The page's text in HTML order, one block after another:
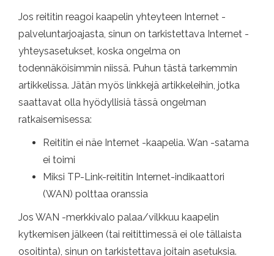
Jos reititin reagoi kaapelin yhteyteen Internet -
palveluntarjoajasta, sinun on tarkistettava Internet -
yhteysasetukset, koska ongelma on
todennäköisimmin niissä. Puhun tästä tarkemmin
artikkelissa. Jätän myös linkkejä artikkeleihin, jotka
saattavat olla hyödyllisiä tässä ongelman
ratkaisemisessa:
Reititin ei näe Internet -kaapelia. Wan -satama
ei toimi
Miksi TP-Link-reititin Internet-indikaattori
(WAN) polttaa oranssia
Jos WAN -merkkivalo palaa/vilkkuu kaapelin
kytkemisen jälkeen (tai reitittimessä ei ole tällaista
osoitinta), sinun on tarkistettava joitain asetuksia.